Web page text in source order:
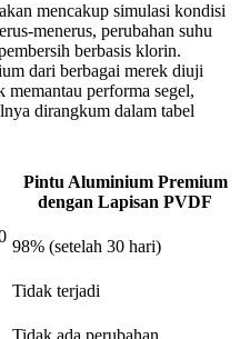
mencakup simulasi kondisi
menerus, perubahan suhu
berbasis klorin.
dari berbagai merek diuji
performa segel,
dirangkum dalam tabel
Pintu Aluminium Premium
dengan Lapisan PVDF
98% (setelah 30 hari)
Tidak terjadi